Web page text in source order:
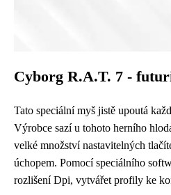
Cyborg R.A.T. 7 -
Tato speciální myš jistě upoutá
Výrobce sazí u tohoto herního
velké množství nastavitelných
úchopem. Pomocí speciálního
rozlišení Dpi, vytvářet profily ke